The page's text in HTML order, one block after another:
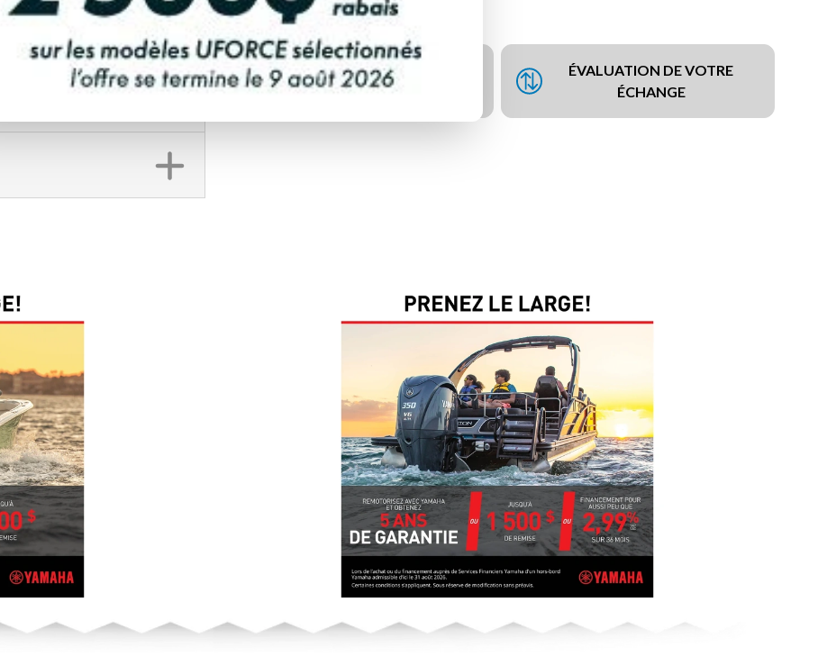
DEMANDE DE FINANCEMENT
ÉVALUATION DE VOTRE
ÉCHANGE